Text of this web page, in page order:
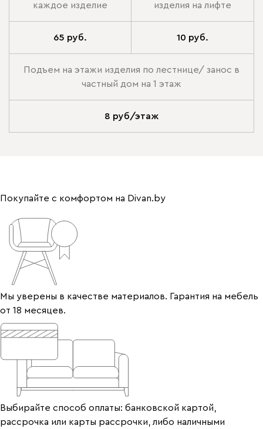
каждое изделие
изделия на лифте
65 руб. 10 руб.
Подъем на этажи изделия по лестнице/ занос в
частный дом на 1 этаж
8 руб/этаж
Покупайте с комфортом на Divan.by
Мы уверены в качестве материалов. Гарантия на мебель
от 18 месяцев.
Выбирайте способ оплаты: банковской картой,
рассрочка или карты рассрочки, либо наличными